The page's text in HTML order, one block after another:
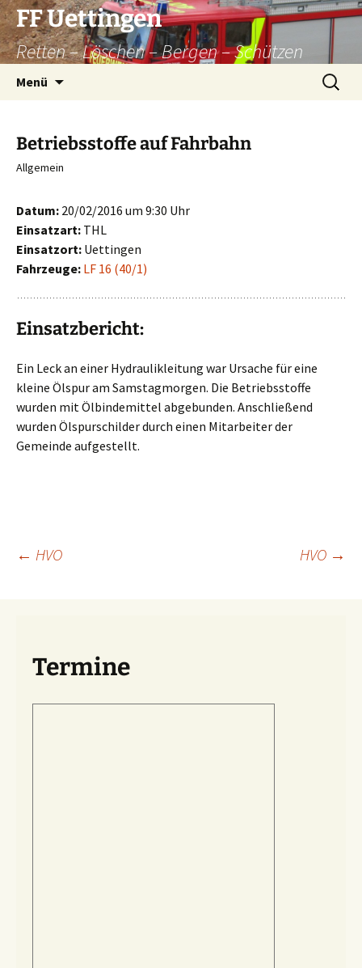
Zum
Inhalt
springen
FF Uettingen
Retten – Löschen – Bergen – Schützen
Menü
Suchen
nach:
Betriebsstoffe auf Fahrbahn
Allgemein
Datum: 20/02/2016 um 9:30 Uhr
Einsatzart: THL
Einsatzort: Uettingen
Fahrzeuge: LF 16 (40/1)
Einsatzbericht:
Ein Leck an einer Hydraulikleitung war Ursache für eine
kleine Ölspur am Samstagmorgen. Die Betriebsstoffe
wurden mit Ölbindemittel abgebunden. Anschließend
wurden Ölspurschilder durch einen Mitarbeiter der
Gemeinde aufgestellt.
Beitragsnavigation
← HVO HVO →
Termine